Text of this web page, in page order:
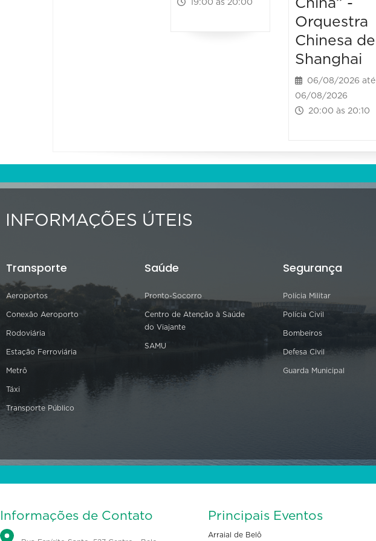
19:00 às 20:00
China” -
Orquestra
Chinesa de
Shanghai
06/08/2026 até
06/08/2026
20:00 às 20:10
INFORMAÇÕES ÚTEIS
Transporte
Aeroportos
Conexão Aeroporto
Rodoviária
Estação Ferroviária
Metrô
Táxi
Transporte Público
Saúde
Pronto-Socorro
Centro de Atenção à Saúde
do Viajante
SAMU
Segurança
Polícia Militar
Polícia Civil
Bombeiros
Defesa Civil
Guarda Municipal
Informações de Contato Principais Eventos
Arraial de Belô